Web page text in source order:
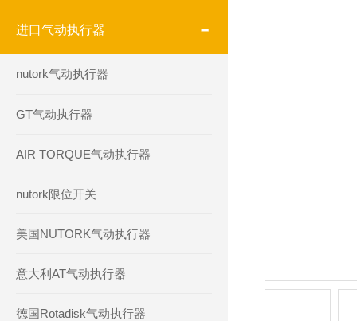
进口气动执行器
nutork气动执行器
GT气动执行器
AIR TORQUE气动执行器
nutork限位开关
美国NUTORK气动执行器
意大利AT气动执行器
德国Rotadisk气动执行器